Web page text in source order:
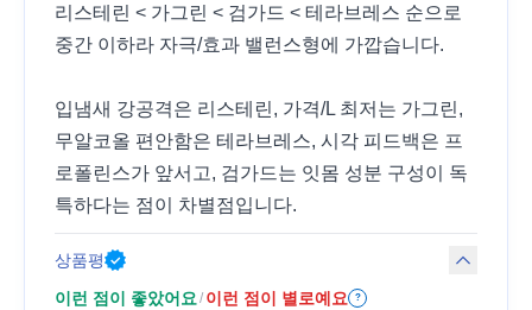
리스테린 < 가그린 < 검가드 < 테라브레스 순으로
중간 이하라 자극/효과 밸런스형에 가깝습니다.
입냄새 강공격은 리스테린, 가격/L 최저는 가그린,
무알코올 편안함은 테라브레스, 시각 피드백은 프
로폴린스가 앞서고, 검가드는 잇몸 성분 구성이 독
특하다는 점이 차별점입니다.
상품평
이런 점이 좋았어요 / 이런 점이 별로예요 ?